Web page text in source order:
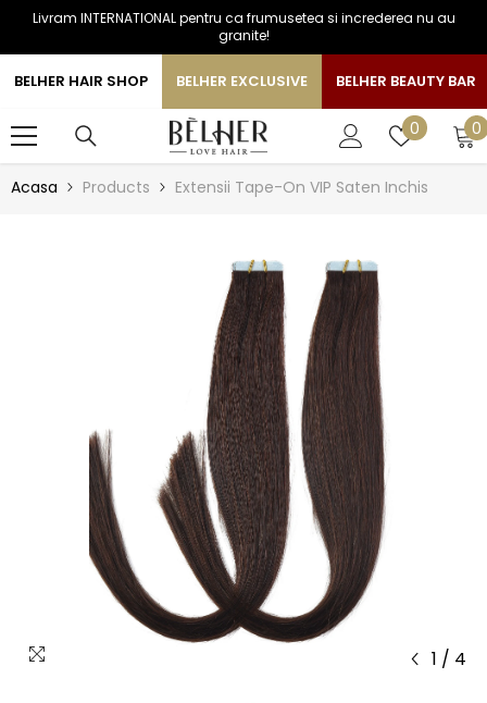
SARI LA CONTINUT
Livram INTERNATIONAL pentru ca frumusetea si increderea nu au
granite!
BELHER HAIR SHOP BELHER EXCLUSIVE BELHER BEAUTY BAR
0 Liste
00
Acasa Products Extensii Tape-On VIP Saten Inchis
1 / 4